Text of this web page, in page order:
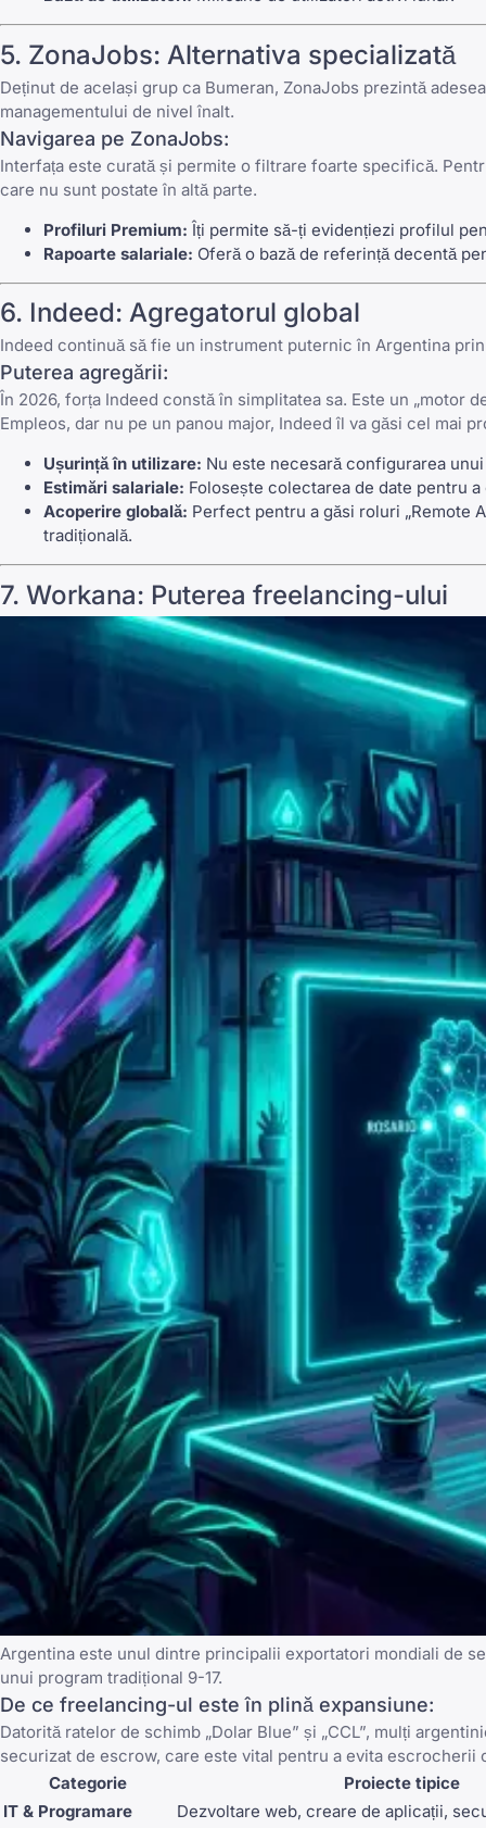
5. ZonaJobs: Alternativa specializată
Deținut de același grup ca Bumeran, ZonaJobs prezintă
managementului de nivel înalt.
Navigarea pe ZonaJobs:
Interfața este curată și permite o filtrare foarte specifică.
care nu sunt postate în altă parte.
Profiluri Premium: Îți permite să-ți evidențiezi profilul
Rapoarte salariale: Oferă o bază de referință decentă
6. Indeed: Agregatorul global
Indeed continuă să fie un instrument puternic în Argentina
Puterea agregării:
În 2026, forța Indeed constă în simplitatea sa. Este un „motor
Empleos, dar nu pe un panou major, Indeed îl va găsi cel mai
Ușurință în utilizare: Nu este necesară configurarea
Estimări salariale: Folosește colectarea de date pentru
Acoperire globală: Perfect pentru a găsi roluri „Remote
tradițională.
7. Workana: Puterea freelancing-ului
Argentina este unul dintre principalii exportatori mondiali de
unui program tradițional 9-17.
De ce freelancing-ul este în plină expansiune:
Datorită ratelor de schimb „Dolar Blue” și „CCL”, mulți
securizat de escrow, care este vital pentru a evita escrocherii
Categorie
Proiecte tipice
IT & Programare
Dezvoltare web, creare de aplicații,